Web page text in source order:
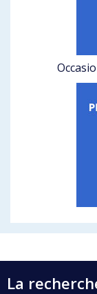
La